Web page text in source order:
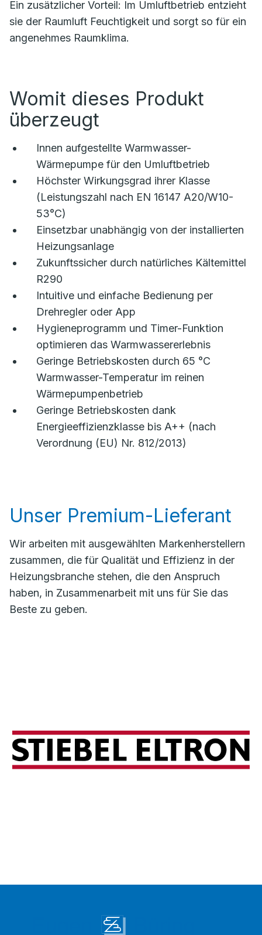
Ein zusätzlicher Vorteil: Im Umluftbetrieb entzieht
sie der Raumluft Feuchtigkeit und sorgt so für ein
angenehmes Raumklima.
Womit dieses Produkt
überzeugt
Innen aufgestellte Warmwasser-
Wärmepumpe für den Umluftbetrieb
Höchster Wirkungsgrad ihrer Klasse
(Leistungszahl nach EN 16147 A20/W10-
53°C)
Einsetzbar unabhängig von der installierten
Heizungsanlage
Zukunftssicher durch natürliches Kältemittel
R290
Intuitive und einfache Bedienung per
Drehregler oder App
Hygieneprogramm und Timer-Funktion
optimieren das Warmwassererlebnis
Geringe Betriebskosten durch 65 °C
Warmwasser-Temperatur im reinen
Wärmepumpenbetrieb
Geringe Betriebskosten dank
Energieeffizienzklasse bis A++ (nach
Verordnung (EU) Nr. 812/2013)
Unser Premium-Lieferant
Wir arbeiten mit ausgewählten Markenherstellern
zusammen, die für Qualität und Effizienz in der
Heizungsbranche stehen, die den Anspruch
haben, in Zusammenarbeit mit uns für Sie das
Beste zu geben.